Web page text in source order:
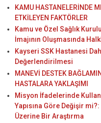
KAMU HASTANELERİNDE
ETKİLEYEN FAKTÖRLER
Kamu ve Özel Sağlık
İmajının Oluşmasında
Kayseri SSK Hastanesi
Değerlendirilmesi
MANEVİ DESTEK
HASTALARA YAKLAŞIMI
Misyon İfadelerinde
Yapısına Göre Değişir
Üzerine Bir Araştırma